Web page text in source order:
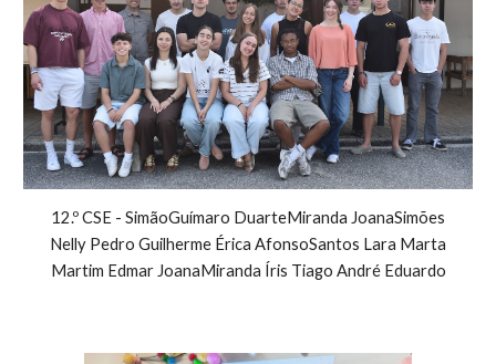
12.º CSE - SimãoGuímaro DuarteMiranda JoanaSimões
Nelly Pedro Guilherme Érica AfonsoSantos Lara Marta
Martim Edmar JoanaMiranda Íris Tiago André Eduardo